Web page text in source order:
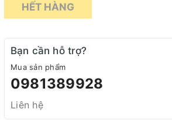
HẾT HÀNG
Bạn cần hỗ trợ?
Mua sản phẩm
0981389928
Liên hệ